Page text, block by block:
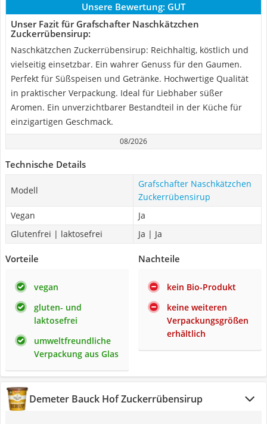
Unsere Bewertung: GUT
Unser Fazit für Grafschafter Naschkätzchen
Zuckerrübensirup:
Naschkätzchen Zuckerrübensirup: Reichhaltig, köstlich und
vielseitig einsetzbar. Ein wahrer Genuss für den Gaumen.
Perfekt für Süßspeisen und Getränke. Hochwertige Qualität
in praktischer Verpackung. Ideal für Liebhaber süßer
Aromen. Ein unverzichtbarer Bestandteil in der Küche für
einzigartigen Geschmack.
08/2026
Technische Details
Modell
Grafschafter Naschkätzchen
Zuckerrübensirup
Vegan
Ja
Glutenfrei | laktosefrei
Ja | Ja
Vorteile
vegan
gluten- und
laktosefrei
umweltfreundliche
Verpackung aus Glas
Nachteile
kein Bio-Produkt
keine weiteren
Verpackungsgrößen
erhältlich
Demeter Bauck Hof Zuckerrübensirup